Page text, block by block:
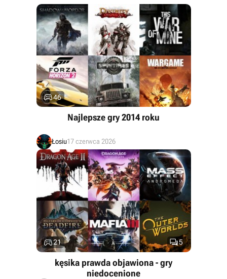
46
Najlepsze gry 2014 roku
Łosiu17 czerwca 2026
5
21
kęsika prawda objawiona - gry
niedocenione